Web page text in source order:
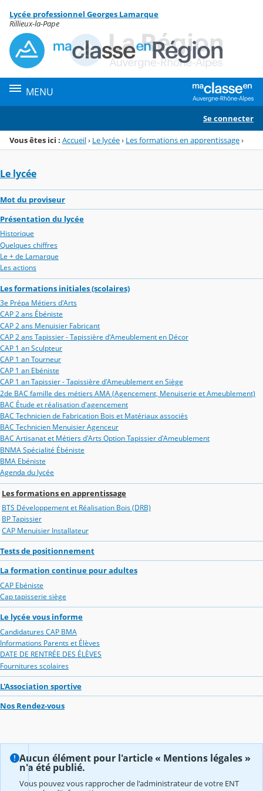
Menu de la rubrique
Contenu
Lycée professionnel Georges Lamarque
Rillieux-la-Pape
MENU
Se connecter
Vous êtes ici : Accueil› Le lycée› Les formations en apprentissage›
Le lycée
Mot du proviseur
Présentation du lycée
Historique
Quelques chiffres
Le + de Lamarque
Les actions
Les formations initiales (scolaires)
3e Prépa Métiers d'Arts
CAP 2 ans Ébéniste
CAP 2 ans Menuisier Fabricant
CAP 2 ans Tapissier - Tapissière d'Ameublement en Décor
CAP 1 an Sculpteur
CAP 1 an Tourneur
CAP 1 an Ebéniste
CAP 1 an Tapissier - Tapissière d'Ameublement en Siège
2de BAC famille des métiers AMA (Agencement, Menuiserie et Ameublement)
BAC Étude et réalisation d'agencement
BAC Technicien de Fabrication Bois et Matériaux associés
BAC Technicien Menuisier Agenceur
BAC Artisanat et Métiers d'Arts Option Tapissier d'Ameublement
BNMA Spécialité Ébéniste
BMA Ebéniste
Agenda du lycée
Les formations en apprentissage
BTS Développement et Réalisation Bois (DRB)
BP Tapissier
CAP Menuisier Installateur
Tests de positionnement
La formation continue pour adultes
CAP Ebéniste
Cap tapisserie siège
Le lycée vous informe
Candidatures CAP BMA
Informations Parents et Élèves
DATE DE RENTRÉE DES ÉLÈVES
Fournitures scolaires
L'Association sportive
Nos Rendez-vous
Aucun élément pour l'article « Mentions légales »
n'a été publié.
Vous pouvez vous rapprocher de l'administrateur de votre ENT